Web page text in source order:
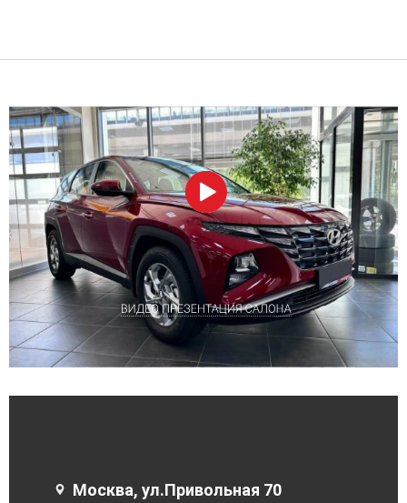
Москва, ул.Привольная 70